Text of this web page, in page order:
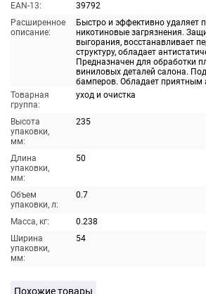
EAN-13:
39792
Расширенное
описание:
Быстро и эффективно удаляет
никотиновые загрязнения.
выгорания, восстанавливает
структуру, обладает
Предназначен для обработки
виниловых деталей салона.
бамперов. Обладает приятным
Товарная
группа:
уход и очистка
Высота
упаковки,
мм:
235
Длина
упаковки,
мм:
50
Объем
упаковки, л:
0.7
Масса, кг:
0.238
Ширина
упаковки,
мм:
54
Похожие товары